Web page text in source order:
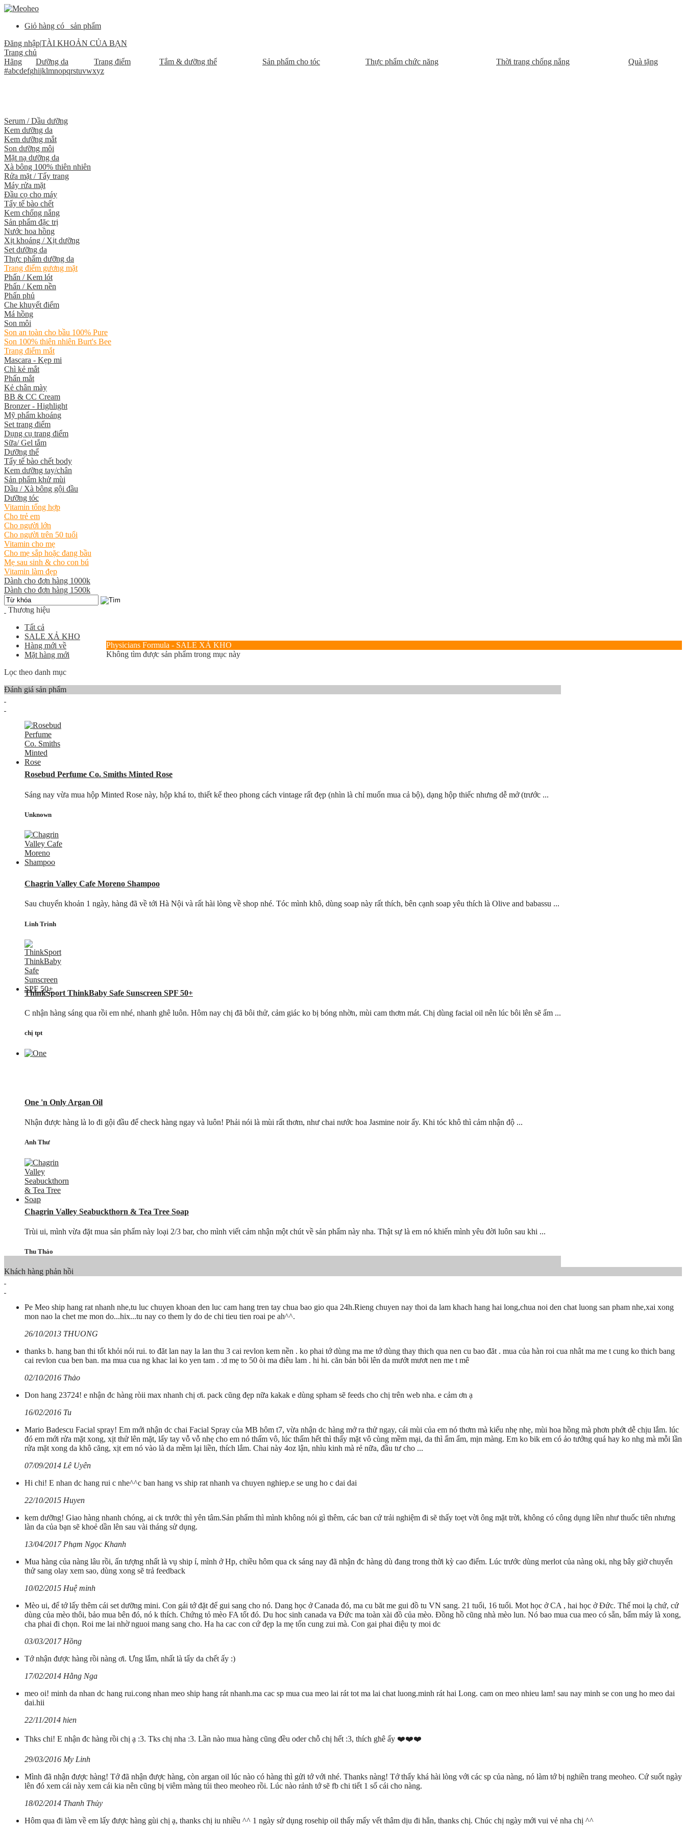
Giỏ hàng có
sản phẩm
Đăng nhập|TÀI KHOẢN CỦA BẠN
Trang chủ
Hãng
Dưỡng da Trang điểm Tắm & dưỡng thể Sản phẩm cho tóc Thực phẩm chức năng Thời trang chống nắng
Quà tặng
#abcdefghijklmnopqrstuvwxyz
Serum / Dầu dưỡng
Kem dưỡng da
Kem dưỡng mắt
Son dưỡng môi
Mặt nạ dưỡng da
Xà bông 100% thiên nhiên
Rửa mặt / Tẩy trang
Máy rửa mặt
Đầu cọ cho máy
Tẩy tế bào chết
Kem chống nắng
Sản phẩm đặc trị
Nước hoa hồng
Xịt khoáng / Xịt dưỡng
Set dưỡng da
Thực phẩm dưỡng da
Trang điểm gương mặt
Phấn / Kem lót
Phấn / Kem nền
Phấn phủ
Che khuyết điểm
Má hồng
Son môi
Son an toàn cho bầu 100% Pure
Son 100% thiên nhiên Burt's Bee
Trang điểm mắt
Mascara - Kẹp mi
Chì kẻ mắt
Phấn mắt
Kẻ chân mày
BB & CC Cream
Bronzer - Highlight
Mỹ phẩm khoáng
Set trang điểm
Dụng cụ trang điểm
Sữa/ Gel tắm
Dưỡng thể
Tẩy tế bào chết body
Kem dưỡng tay/chân
Sản phẩm khử mùi
Dầu / Xà bông gội đầu
Dưỡng tóc
Vitamin tổng hợp
Cho trẻ em
Cho người lớn
Cho người trên 50 tuổi
Vitamin cho mẹ
Cho mẹ sắp hoặc đang bầu
Mẹ sau sinh & cho con bú
Vitamin làm đẹp
Dành cho đơn hàng 1000k
Dành cho đơn hàng 1500k
Thương hiệu
Tất cả
SALE XẢ KHO
Hàng mới về
Mặt hàng mới
Lọc theo danh mục
Physicians Formula - SALE XẢ KHO
Không tìm được sản phẩm trong mục này
Đánh giá sản phẩm
Rosebud Perfume Co. Smiths Minted Rose
Sáng nay vừa mua hộp Minted Rose này, hộp khá to, thiết kế theo phong cách vintage rất đẹp (nhìn là chỉ muốn mua cả bộ), dạng hộp thiếc nhưng dễ mở (trước ...
Unknown
Chagrin Valley Cafe Moreno Shampoo
Sau chuyển khoản 1 ngày, hàng đã về tới Hà Nội và rất hài lòng về shop nhé. Tóc mình khô, dùng soap này rất thích, bên cạnh soap yêu thích là Olive and babassu ...
Linh Trinh
ThinkSport ThinkBaby Safe Sunscreen SPF 50+
C nhận hàng sáng qua rồi em nhé, nhanh ghê luôn. Hôm nay chị đã bôi thử, cảm giác ko bị bóng nhờn, mùi cam thơm mát. Chị dùng facial oil nên lúc bôi lên sẽ ẩm ...
chị tpt
One 'n Only Argan Oil
Nhận được hàng là lo đi gội đầu để check hàng ngay và luôn! Phải nói là mùi rất thơm, như chai nước hoa Jasmine noir ấy. Khi tóc khô thì cảm nhận độ ...
Anh Thư
Chagrin Valley Seabuckthorn & Tea Tree Soap
Trùi ui, mình vừa đặt mua sản phẩm này loại 2/3 bar, cho mình viết cảm nhận một chút về sản phẩm này nha. Thật sự là em nó khiến mình yêu đời luôn sau khi ...
Thu Thảo
Khách hàng phản hồi
Pe Meo ship hang rat nhanh nhe,tu luc chuyen khoan den luc cam hang tren tay chua bao gio qua 24h.Rieng chuyen nay thoi da lam khach hang hai long,chua noi den chat luong san pham nhe,xai xong
mon nao la chet me mon do...hix...tu nay co them ly do de chi tieu tien roai pe ah^^.
26/10/2013 THUONG
thanks b. hang ban thi tốt khỏi nói rui. to đăt lan nay la lan thu 3 cai revlon kem nền . ko phai tớ dùng ma me tớ dùng thay thich qua nen cu bao đăt . mua của hàn roi cua nhât ma me t cung ko thich bang
cai revlon cua ben ban. ma mua cua ng khac lai ko yen tam . :d mẹ to 50 òi ma điêu lam . hi hi. căn bản bôi lên da mướt mươt nen me t mê
02/10/2016 Thảo
Don hang 23724! e nhận đc hàng ròii max nhanh chị ơi. pack cũng đẹp nữa kakak e dùng spham sẽ feeds cho chị trên web nha. e cảm ơn ạ
16/02/2016 Tu
Mario Badescu Facial spray! Em mới nhận dc chai Facial Spray của MB hôm t7, vừa nhận dc hàng mở ra thử ngay, cái mùi của em nó thơm mà kiểu nhẹ nhẹ, mùi hoa hồng mà phơn phớt dễ chịu lắm. lúc
đó em mới rửa mặt xong, xịt thử lên mặt, lấy tay vỗ vỗ nhẹ cho em nó thấm vô, lúc thấm hết thì thấy mặt vô cùng mềm mại, da thì ẩm ẩm, mịn màng. Em ko bik em có ảo tưởng quá hay ko nhg mà mỗi lần
rửa mặt xong da khô căng, xịt em nó vào là da mềm lại liền, thích lắm. Chai này 4oz lận, nhìu kinh mà rẻ nữa, đầu tư cho ...
07/09/2014 Lê Uyên
Hi chi! E nhan dc hang rui c nhe^^c ban hang vs ship rat nhanh va chuyen nghiep.e se ung ho c dai dai
22/10/2015 Huyen
kem dưỡng! Giao hàng nhanh chóng, ai ck trước thì yên tâm.Sản phẩm thì mình không nói gì thêm, các ban cứ trải nghiệm đi sẽ thấy toẹt vời ông mặt trời, không có công dụng liền như thuốc tiên nhưng
làn da của bạn sẽ khoẻ dần lên sau vài tháng sử dụng.
13/04/2017 Phạm Ngọc Khanh
Mua hàng của nàng lâu rồi, ấn tượng nhất là vụ ship í, mình ở Hp, chiều hôm qua ck sáng nay đã nhận đc hàng dù đang trong thời kỳ cao điểm. Lúc trước dùng merlot của nàng oki, nhg bây giờ chuyển
thử sang olay xem sao, dùng xong sẽ trả feedback
10/02/2015 Huệ minh
Mèo ui, để tớ lấy thêm cái set dưỡng mini. Con gái tớ đặt để gui sang cho nó. Dang học ở Canada đó, ma cu băt me gui đồ tu VN sang. 21 tuổi, 16 tuổi. Mot học ở CA , hai học ở Đức. Thế moi lạ chứ, cứ
dùng của mèo thôi, bảo mua bên đó, nó k thích. Chứng tỏ mèo FA tốt đó. Du hoc sinh canada va Đức ma toàn xài đồ của mèo. Đồng hồ cũng nhà mèo lun. Nó bao mua cua meo có sẵn, bấm máy là xong,
cha phai đi chọn. Roi me lai nhờ nguoi mang sang cho. Ha ha cac con cứ đẹp la mẹ tốn cung zui mà. Con gai phai điệu ty moi dc
03/03/2017 Hồng
Tớ nhận được hàng rồi nàng ơi. Ưng lắm, nhất là tẩy da chết ấy :)
17/02/2014 Hằng Nga
meo oi! minh da nhan dc hang rui.cong nhan meo ship hang rát nhanh.ma cac sp mua cua meo lai rát tot ma lai chat luong.minh rát hai Long. cam on meo nhieu lam! sau nay minh se con ung ho meo dai
dai.hii
22/11/2014 hien
Thks chi! E nhận đc hàng rồi chị ạ :3. Tks chị nha :3. Lần nào mua hàng cũng đều oder chỗ chị hết :3, thích ghê ấy ❤️❤️❤️
29/03/2016 My Linh
Mình đã nhận được hàng! Tớ đã nhận được hàng, còn argan oil lúc nào có hàng thì gửi tớ với nhé. Thanks nàng! Tớ thấy khá hài lòng với các sp của nàng, nó làm tớ bị nghiền trang meoheo. Cứ suốt ngày
lên đó xem cái này xem cái kia nên cũng bị viêm màng túi theo meoheo rồi. Lúc nào rảnh tớ sẽ fb chi tiết 1 số cái cho nàng.
18/02/2014 Thanh Thủy
Hôm qua đi làm về em lấy được hàng gùi chị ạ, thanks chị iu nhiều ^^ 1 ngày sử dụng rosehip oil thấy mấy vết thâm dịu đi hẳn, thanks chị. Chúc chị ngày mới vui vẻ nha chị ^^